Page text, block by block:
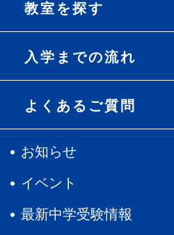
教室を探す
入学までの流れ
よくあるご質問
お知らせ
イベント
最新中学受験情報